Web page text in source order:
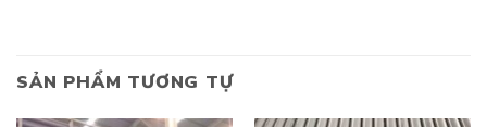
SẢN PHẨM TƯƠNG TỰ